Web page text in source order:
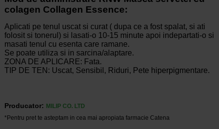
colagen Collagen Essence:
Aplicati pe tenul uscat si curat ( dupa ce a fost spalat, si ati
folosit si tonerul) si lasati-o 10-15 minute apoi indepartati-o si
masati tenul cu esenta care ramane.
Se poate utiliza si in sarcina/alaptare.
ZONA DE APLICARE: Fata.
TIP DE TEN: Uscat, Sensibil, Riduri, Pete hiperpigmentare.
Producator: MILIP CO. LTD
*Pentru pret te asteptam in cea mai apropiata farmacie Catena